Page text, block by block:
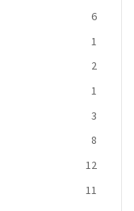
6
1
2
1
3
8
12
11